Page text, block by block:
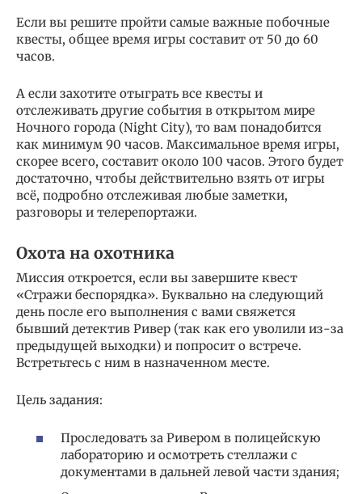
Если вы решите пройти самые важные побочные
квесты, общее время игры составит от 50 до 60
часов.
А если захотите отыграть все квесты и
отслеживать другие события в открытом мире
Ночного города (Night City), то вам понадобится
как минимум 90 часов. Максимальное время игры,
скорее всего, составит около 100 часов. Этого будет
достаточно, чтобы действительно взять от игры
всё, подробно отслеживая любые заметки,
разговоры и телерепортажи.
Охота на охотника
Миссия откроется, если вы завершите квест
«Стражи беспорядка». Буквально на следующий
день после его выполнения с вами свяжется
бывший детектив Ривер (так как его уволили из-за
предыдущей выходки) и попросит о встрече.
Встретьтесь с ним в назначенном месте.
Цель задания:
Проследовать за Ривером в полицейскую
лабораторию и осмотреть стеллажи с
документами в дальней левой части здания;